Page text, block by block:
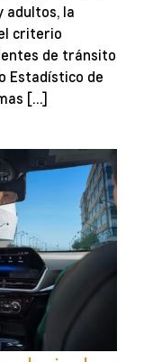
la
criterio
de tránsito
Estadístico de
[…]